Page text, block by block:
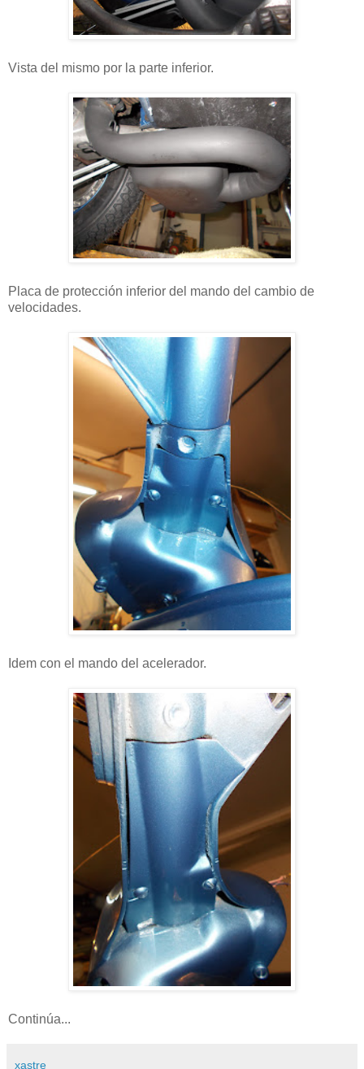
Vista del mismo por la parte inferior.
Placa de protección inferior del mando del cambio de
velocidades.
Idem con el mando del acelerador.
Continúa...
xastre